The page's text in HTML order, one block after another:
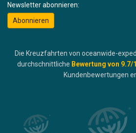
Newsletter abonnieren:
Abonnieren
Die Kreuzfahrten von oceanwide-
durchschnittliche Bewertung von 9.7/
Kundenbewertungen